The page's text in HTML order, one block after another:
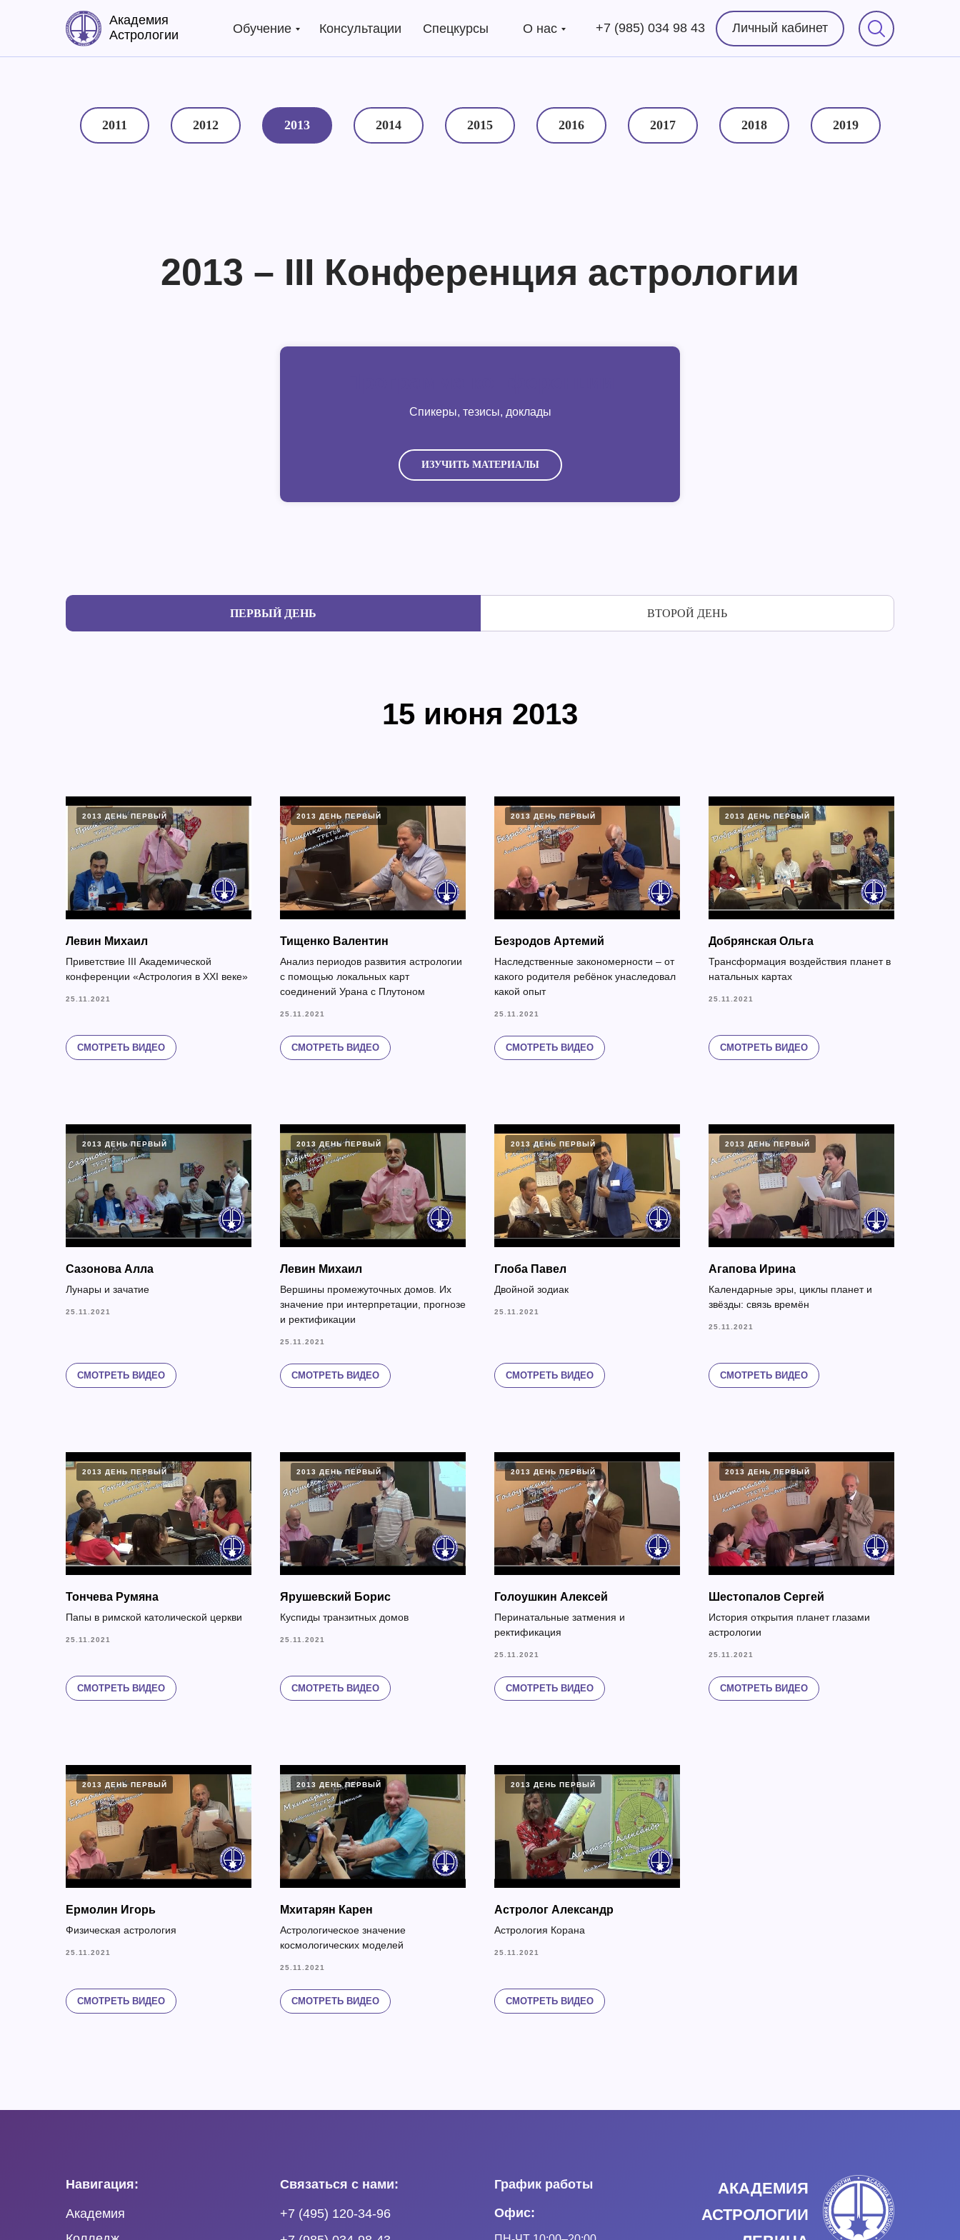
Обучение Спецкурсы О нас +7 (985) 034 98 43 Личный кабинет
Академия
Астрологии
Консультации
2011 2012 2013 2014 2015 2016 2017 2018 2019
2013 – III Конференция астрологии
Спикеры, тезисы, доклады
ИЗУЧИТЬ МАТЕРИАЛЫ
ПЕРВЫЙ ДЕНЬ ВТОРОЙ ДЕНЬ
15 июня 2013
2013 ДЕНЬ ПЕРВЫЙ
Левин Михаил
Приветствие III Академической
конференции «Астрология в XXI веке»
25.11.2021
СМОТРЕТЬ ВИДЕО
2013 ДЕНЬ ПЕРВЫЙ
Тищенко Валентин
Анализ периодов развития астрологии
с помощью локальных карт
соединений Урана с Плутоном
25.11.2021
СМОТРЕТЬ ВИДЕО
2013 ДЕНЬ ПЕРВЫЙ
Безродов Артемий
Наследственные закономерности – от
какого родителя ребёнок унаследовал
какой опыт
25.11.2021
СМОТРЕТЬ ВИДЕО
2013 ДЕНЬ ПЕРВЫЙ
Добрянская Ольга
Трансформация воздействия планет в
натальных картах
25.11.2021
СМОТРЕТЬ ВИДЕО
2013 ДЕНЬ ПЕРВЫЙ
Сазонова Алла
Лунары и зачатие
25.11.2021
СМОТРЕТЬ ВИДЕО
2013 ДЕНЬ ПЕРВЫЙ
Левин Михаил
Вершины промежуточных домов. Их
значение при интерпретации, прогнозе
и ректификации
25.11.2021
СМОТРЕТЬ ВИДЕО
2013 ДЕНЬ ПЕРВЫЙ
Глоба Павел
Двойной зодиак
25.11.2021
СМОТРЕТЬ ВИДЕО
2013 ДЕНЬ ПЕРВЫЙ
Агапова Ирина
Календарные эры, циклы планет и
звёзды: связь времён
25.11.2021
СМОТРЕТЬ ВИДЕО
2013 ДЕНЬ ПЕРВЫЙ
Тончева Румяна
Папы в римской католической церкви
25.11.2021
СМОТРЕТЬ ВИДЕО
2013 ДЕНЬ ПЕРВЫЙ
Ярушевский Борис
Куспиды транзитных домов
25.11.2021
СМОТРЕТЬ ВИДЕО
2013 ДЕНЬ ПЕРВЫЙ
Голоушкин Алексей
Перинатальные затмения и
ректификация
25.11.2021
СМОТРЕТЬ ВИДЕО
2013 ДЕНЬ ПЕРВЫЙ
Шестопалов Сергей
История открытия планет глазами
астрологии
25.11.2021
СМОТРЕТЬ ВИДЕО
2013 ДЕНЬ ПЕРВЫЙ
Ермолин Игорь
Физическая астрология
25.11.2021
СМОТРЕТЬ ВИДЕО
2013 ДЕНЬ ПЕРВЫЙ
Мхитарян Карен
Астрологическое значение
космологических моделей
25.11.2021
СМОТРЕТЬ ВИДЕО
2013 ДЕНЬ ПЕРВЫЙ
Астролог Александр
Астрология Корана
25.11.2021
СМОТРЕТЬ ВИДЕО
Навигация:
Академия
Связаться с нами:
+7 (495) 120-34-96
АКАДЕМИЯ
АСТРОЛОГИИ
График работы
Офис: